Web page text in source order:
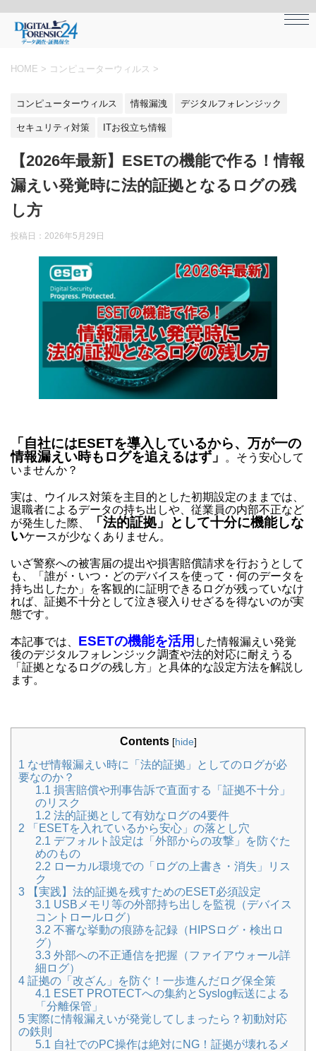
HOME > コンピューターウィルス >
コンピューターウィルス 情報漏洩 デジタルフォレンジック
セキュリティ対策 ITお役立ち情報
【2026年最新】ESETの機能で作る！情報
漏えい発覚時に法的証拠となるログの残
し方
投稿日： 2026年5月29日
「自社にはESETを導入しているから、万が一の
情報漏えい時もログを追えるはず」
。そう安心して
いませんか？
実は、ウイルス対策を主目的とした初期設定のままでは、
退職者によるデータの持ち出しや、従業員の内部不正など
が発生した際、
「法的証拠」として十分に機能しな
いケースが少なくありません。
いざ警察への被害届の提出や損害賠償請求を行おうとして
も、「誰が・いつ・どのデバイスを使って・何のデータを
持ち出したか」を客観的に証明できるログが残っていなけ
れば、証拠不十分として泣き寝入りせざるを得ないのが実
態です。
本記事では、 ESETの機能を活用 した情報漏えい発覚
後のデジタルフォレンジック調査や法的対応に耐えうる
「証拠となるログの残し方」と具体的な設定方法を解説し
ます。
Contents [hide]
1 なぜ情報漏えい時に「法的証拠」としてのログが必
要なのか？
1.1 損害賠償や刑事告訴で直面する「証拠不十分」
のリスク
1.2 法的証拠として有効なログの4要件
2 「ESETを入れているから安心」の落とし穴
2.1 デフォルト設定は「外部からの攻撃」を防ぐた
めのもの
2.2 ローカル環境での「ログの上書き・消失」リス
ク
3 【実践】法的証拠を残すためのESET必須設定
3.1 USBメモリ等の外部持ち出しを監視（デバイス
コントロールログ）
3.2 不審な挙動の痕跡を記録（HIPSログ・検出ロ
グ）
3.3 外部への不正通信を把握（ファイアウォール詳
細ログ）
4 証拠の「改ざん」を防ぐ！一歩進んだログ保全策
4.1 ESET PROTECTへの集約とSyslog転送による
「分離保管」
5 実際に情報漏えいが発覚してしまったら？初動対応
の鉄則
5.1 自社でのPC操作は絶対にNG！証拠が壊れるメ